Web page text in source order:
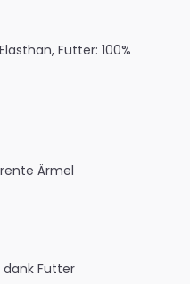
Futter: 100%
Ärmel
dank Futter